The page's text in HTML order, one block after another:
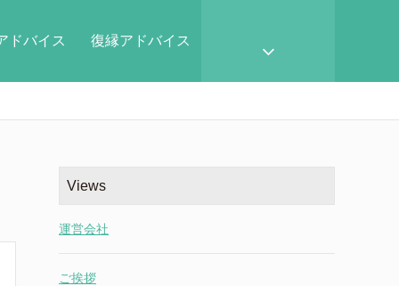
ドバイス 復縁アドバイス
Views
運営会社
ご挨拶